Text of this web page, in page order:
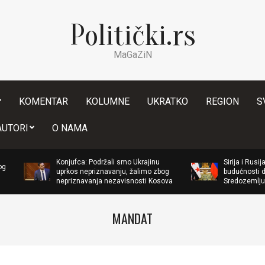
Politički.rs
MaGaZiN
KOMENTAR KOLUMNE UKRATKO REGION
O NAMA
Konjufca: Podržali smo Ukrajinu
uprkos nepriznavanju, žalimo zbog
nepriznavanja nezavisnosti Kosova
Sirija i Rusija sklopile
budućnosti dve vojne
Sredozemlju
MANDAT